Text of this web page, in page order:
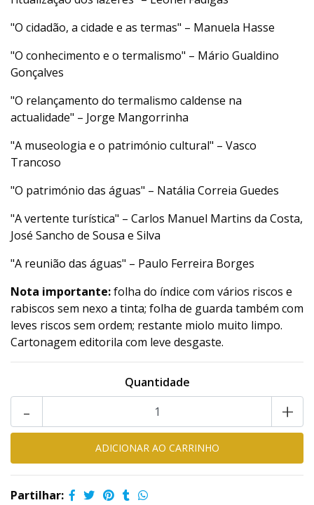
"O cidadão, a cidade e as termas" – Manuela Hasse
"O conhecimento e o termalismo" – Mário Gualdino
Gonçalves
"O relançamento do termalismo caldense na
actualidade" – Jorge Mangorrinha
"A museologia e o património cultural" – Vasco
Trancoso
"O património das águas" – Natália Correia Guedes
"A vertente turística" – Carlos Manuel Martins da Costa,
José Sancho de Sousa e Silva
"A reunião das águas" – Paulo Ferreira Borges
Nota importante:folha do índice com vários riscos e
rabiscos sem nexo a tinta; folha de guarda também com
leves riscos sem ordem; restante miolo muito limpo.
Cartonagem editorila com leve desgaste.
Quantidade
+
-
Partilhar: